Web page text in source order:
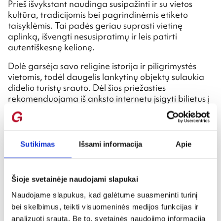
Sutikimas Išsami informacija Apie
Šioje svetainėje naudojami slapukai
Naudojame slapukus, kad galėtume suasmeninti turinį
bei skelbimus, teikti visuomeninės medijos funkcijas ir
analizuoti srautą. Be to, svetainės naudojimo informaciją
Prieš išvykstant naudinga susipažinti ir su vietos
kultūra, tradicijomis bei pagrindinėmis etiketo
taisyklėmis. Tai padės geriau suprasti vietinę
aplinką, išvengti nesusipratimų ir leis patirti
autentiškesnę kelionę.
Dolė garsėja savo religine istorija ir piligrimystės
vietomis, todėl daugelis lankytinų objektų sulaukia
didelio turistų srauto. Dėl šios priežasties
rekomenduojama iš anksto internetu įsigyti bilietus į
muziejus, ekskursijas ar kitus lankytinus objektus –
taip sutaupysite laiko ir išvengsite ilgų eilių.
Norintiems keliauti ekonomiškiau verta pasidomėti
specialiais pasiūlymais, miesto nuolaidų kortelėmis
ar kombinuotais bilietais, kurie leidžia pigiau
aplankyti kelis objektus.
Taip pat verta pasidomėti nemokamais renginiais,
koncertais ar kultūrinėmis veiklomis, kurios dažnai
vyksta Dolėje ir suteikia galimybę geriau pažinti